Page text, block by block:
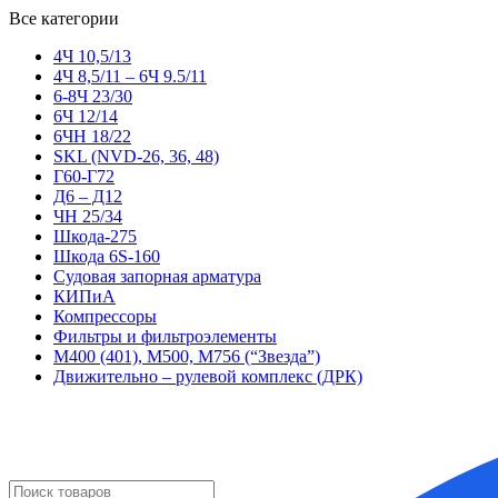
Все категории
4Ч 10,5/13
4Ч 8,5/11 – 6Ч 9.5/11
6-8Ч 23/30
6Ч 12/14
6ЧН 18/22
SKL (NVD-26, 36, 48)
Г60-Г72
Д6 – Д12
ЧН 25/34
Шкода-275
Шкода 6S-160
Судовая запорная арматура
КИПиА
Компрессоры
Фильтры и фильтроэлементы
М400 (401), М500, М756 (“Звезда”)
Движительно – рулевой комплекс (ДРК)